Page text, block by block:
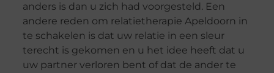
anders is dan u zich had voorgesteld. Een
andere reden om relatietherapie Apeldoorn in
te schakelen is dat uw relatie in een sleur
terecht is gekomen en u het idee heeft dat u
uw partner verloren bent of dat de ander te